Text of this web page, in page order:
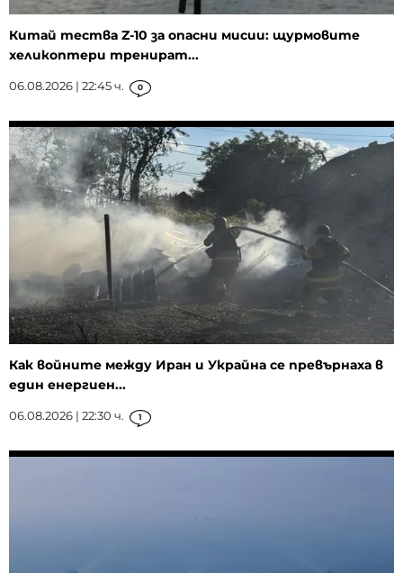
Китай тества Z-10 за опасни мисии: щурмовите
хеликоптери тренират...
06.08.2026 | 22:45 ч. 0
Как войните между Иран и Украйна се превърнаха в
един енергиен...
06.08.2026 | 22:30 ч. 1